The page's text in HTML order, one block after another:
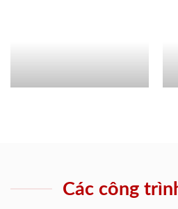
Các công